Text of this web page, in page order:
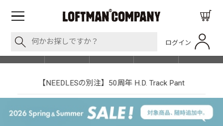
ログイン
SHOP LIST
【NEEDLESの別注】50周年 H.D. Track Pant